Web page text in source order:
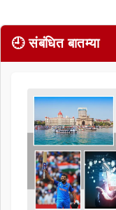
🕘 संबंधित बातम्या